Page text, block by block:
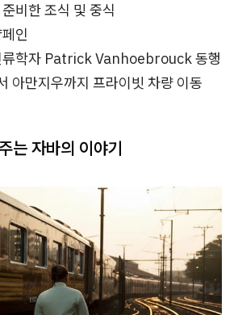
비한 조식 및 중식
인
류학자 Patrick Vanhoebrouck 동행
아만지우까지 프라이빗 차량 이동
는 자바의 이야기